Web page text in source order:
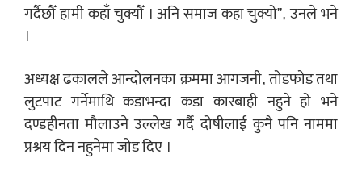
गर्दैछौँ हामी कहाँ चुक्यौँ । अनि समाज कहा चुक्यो”, उनले भने
।
अध्यक्ष ढकालले आन्दोलनका क्रममा आगजनी, तोडफोड तथा
लुटपाट गर्नेमाथि कडाभन्दा कडा कारबाही नहुने हो भने
दण्डहीनता मौलाउने उल्लेख गर्दै दोषीलाई कुनै पनि नाममा
प्रश्रय दिन नहुनेमा जोड दिए ।